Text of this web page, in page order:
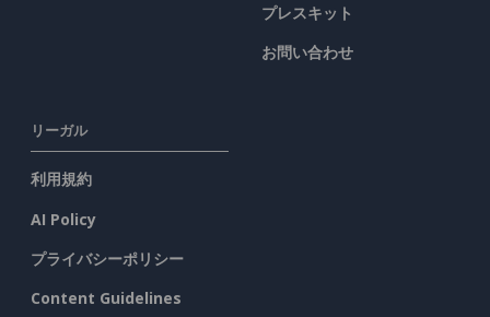
プレスキット
お問い合わせ
リーガル
利用規約
AI Policy
プライバシーポリシー
Content Guidelines